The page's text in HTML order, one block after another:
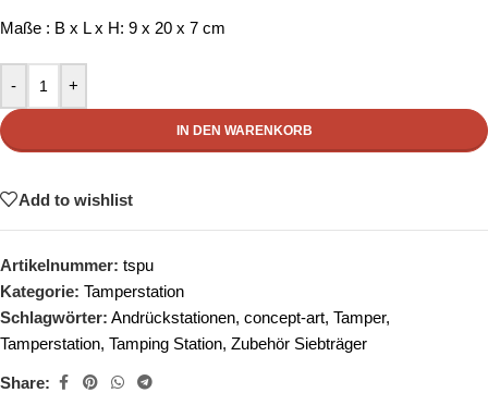
Maße : B x L x H: 9 x 20 x 7 cm
- +
IN DEN WARENKORB
Add to wishlist
Artikelnummer: tspu
Kategorie: Tamperstation
Schlagwörter: Andrückstationen, concept-art, Tamper,
Tamperstation, Tamping Station, Zubehör Siebträger
Share: